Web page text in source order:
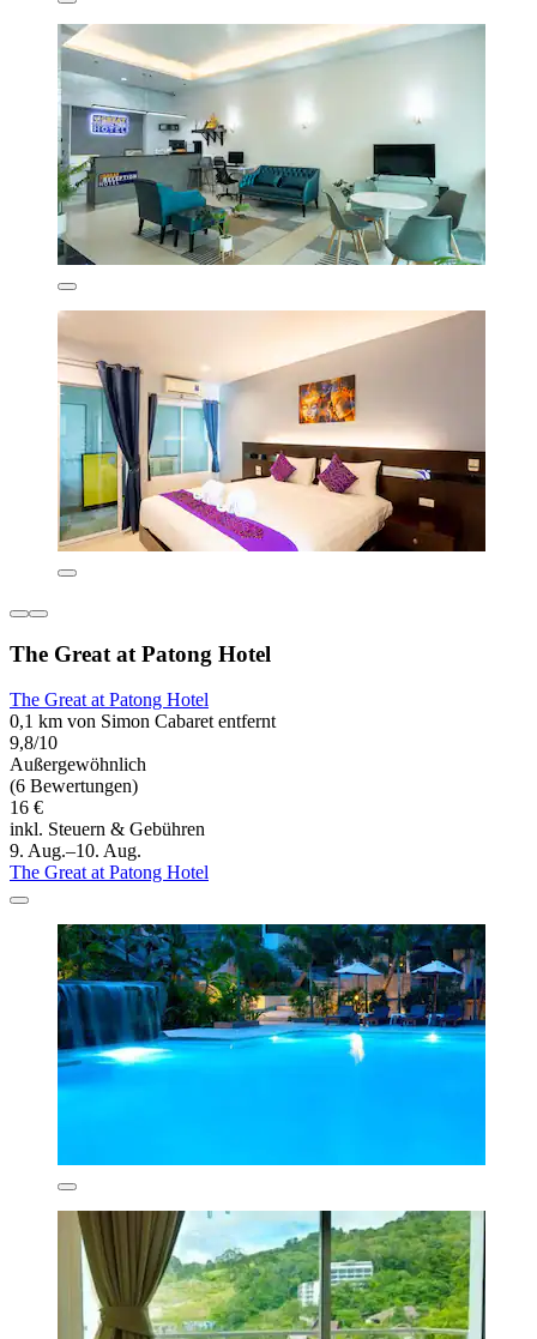
The Great at Patong Hotel
The Great at Patong Hotel
0,1 km von Simon Cabaret entfernt
9,8/10
Außergewöhnlich
(6 Bewertungen)
16 €
inkl. Steuern & Gebühren
9. Aug.–10. Aug.
The Great at Patong Hotel